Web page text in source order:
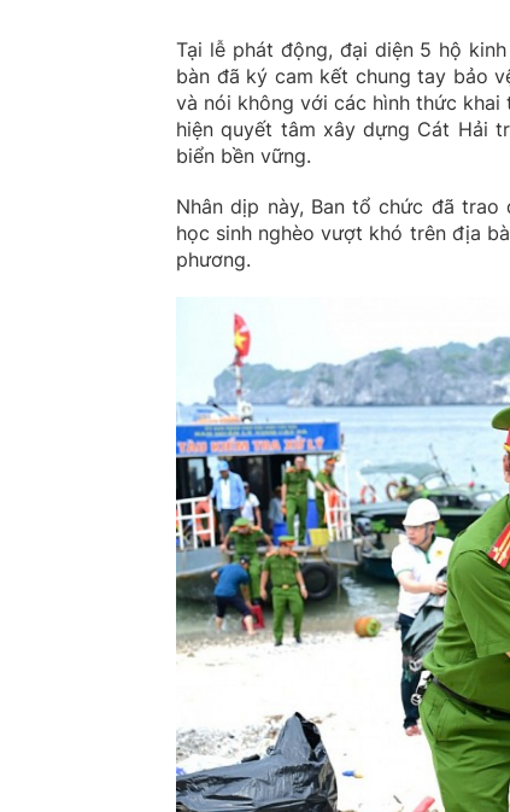
Tại lễ phát động, đại diện 5 hộ
bàn đã ký cam kết chung tay bảo
và nói không với các hình thức
hiện quyết tâm xây dựng Cát Hải
biển bền vững.
Nhân dịp này, Ban tổ chức đã
học sinh nghèo vượt khó trên địa
phương.